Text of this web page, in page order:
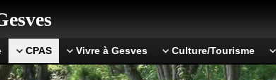
CPAS Vivre à Gesves Culture/Tourisme